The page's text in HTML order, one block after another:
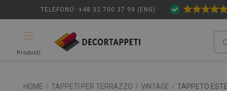
TELEFONO: +48 32 700 37 99 (ENG)
Prodotti
HOME / TAPPETI PER TERRAZZO / VINTAGE / TAPPETO